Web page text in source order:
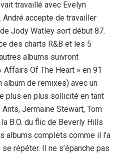
travaillé avec Evelyn
André accepte de travailler
Jody Watley sort début 87.
des charts R&B et les 5
albums suivront
Affairs Of The Heart » en 91
album de remixes) avec un
plus en plus sollicité en tant
Jermaine Stewart, Tom
B.O. du flic de Beverly Hills
albums complets comme il l’a
répéter. Il ne s’épanche pas